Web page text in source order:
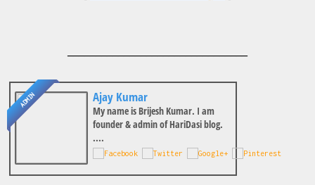
ADMIN Ajay Kumar
My name is Brijesh Kumar. I am
founder & admin of HariDasi blog.
....